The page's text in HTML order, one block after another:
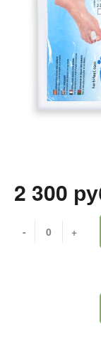
2 300
- +